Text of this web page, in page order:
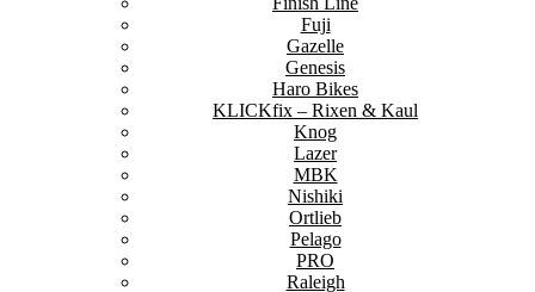
Fuji
Gazelle
Genesis
Haro Bikes
KLICKfix – Rixen & Kaul
Knog
Lazer
MBK
Nishiki
Ortlieb
Pelago
PRO
Raleigh